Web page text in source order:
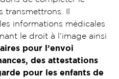
transmettrons. Il
informations médicales
le droit à l’image ainsi
pour l’envoi
des attestations
pour les enfants de